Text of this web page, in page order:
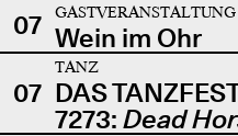
07
GASTVERANSTALTUNG
Wein im Ohr
07
TANZ
DAS
7273: Dead